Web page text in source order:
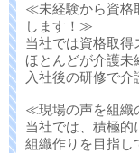
≪未経験から資格
します！≫
当社では資格取得
ほとんどが介護未
入社後の研修で介
≪現場の声を組織
当社では、積極的
組織作りを目指し